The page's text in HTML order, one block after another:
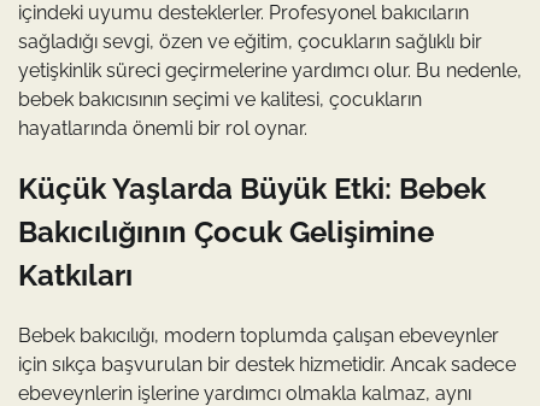
içindeki uyumu desteklerler. Profesyonel bakıcıların
sağladığı sevgi, özen ve eğitim, çocukların sağlıklı bir
yetişkinlik süreci geçirmelerine yardımcı olur. Bu nedenle,
bebek bakıcısının seçimi ve kalitesi, çocukların
hayatlarında önemli bir rol oynar.
Küçük Yaşlarda Büyük Etki: Bebek
Bakıcılığının Çocuk Gelişimine
Katkıları
Bebek bakıcılığı, modern toplumda çalışan ebeveynler
için sıkça başvurulan bir destek hizmetidir. Ancak sadece
ebeveynlerin işlerine yardımcı olmakla kalmaz, aynı